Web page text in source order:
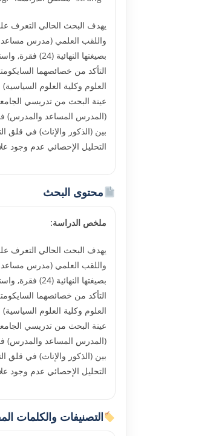
يهدف البحث الحالي التعرف
واللقب العلمي (مدرس مساعد-
التحليل الإحصائي عدم وجود
محتوى البحث
ملخص الدراسة:
يهدف البحث الحالي التعرف
واللقب العلمي (مدرس مساعد-
التحليل الإحصائي عدم وجود
التصنيفات والكلمات